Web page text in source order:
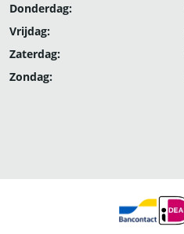
Donderdag:
Vrijdag:
Zaterdag:
Zondag: